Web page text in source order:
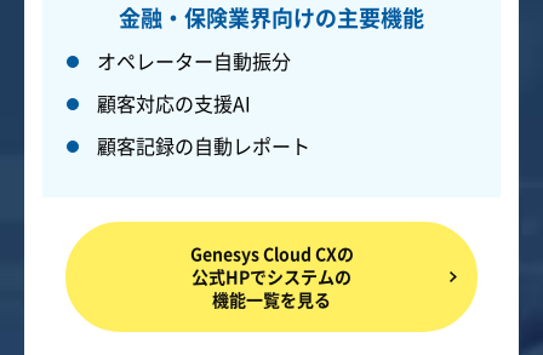
金融・保険業界向けの主要機能
オペレーター自動振分
顧客対応の支援AI
顧客記録の自動レポート
Genesys Cloud CXの
公式HPでシステムの
機能一覧を見る